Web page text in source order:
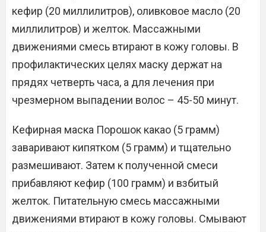
кефир (20 миллилитров), оливковое масло (20
миллилитров) и желток. Массажными
движениями смесь втирают в кожу головы. В
профилактических целях маску держат на
прядях четверть часа, а для лечения при
чрезмерном выпадении волос – 45-50 минут.
Кефирная маска Порошок какао (5 грамм)
заваривают кипятком (5 грамм) и тщательно
размешивают. Затем к полученной смеси
прибавляют кефир (100 грамм) и взбитый
желток. Питательную смесь массажными
движениями втирают в кожу головы. Смывают